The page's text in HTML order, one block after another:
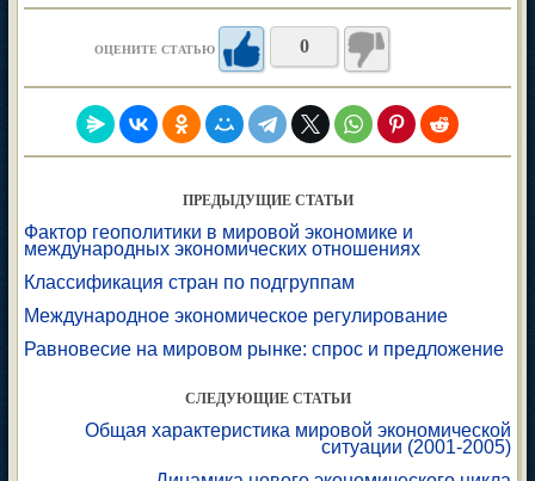
ОЦЕНИТЕ СТАТЬЮ 0
ПРЕДЫДУЩИЕ СТАТЬИ
Фактор геополитики в мировой экономике и
международных экономических отношениях
Классификация стран по подгруппам
Международное экономическое регулирование
Равновесие на мировом рынке: спрос и предложение
СЛЕДУЮЩИЕ СТАТЬИ
Общая характеристика мировой экономической
ситуации (2001-2005)